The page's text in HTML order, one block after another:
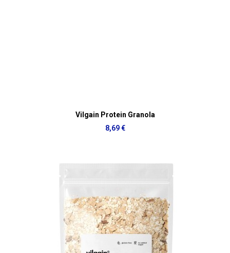
Vilgain Protein Granola
8,69 €